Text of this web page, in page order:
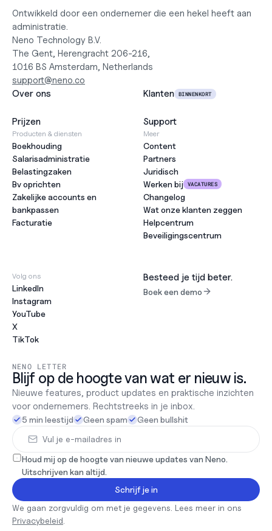
Ontwikkeld door een ondernemer die een hekel heeft aan
administratie.
Neno Technology B.V.
The Gent, Herengracht 206-216,
1016 BS Amsterdam, Netherlands
support@neno.co
Over ons
Klanten BINNENKORT
Prijzen Support
Producten & diensten
Boekhouding
Salarisadministratie
Belastingzaken
Bv oprichten
Zakelijke accounts en
bankpassen
Facturatie
Meer
Content
Partners
Juridisch
Werken bij
VACATURES
Changelog
Wat onze klanten zeggen
Helpcentrum
Beveiligingscentrum
Volg ons
LinkedIn
Instagram
YouTube
X
TikTok
Besteed je tijd beter.
Boek een demo
NENO LETTER
Blijf op de hoogte van wat er nieuw is.
Nieuwe features, product updates en praktische inzichten
voor ondernemers. Rechtstreeks in je inbox.
5 min leestijd Geen spam Geen bullshit
Schrijf je in
Houd mij op de hoogte van nieuwe updates van Neno.
Uitschrijven kan altijd.
Privacybeleid